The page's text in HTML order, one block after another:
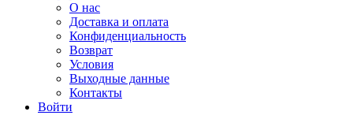
О нас
Доставка и оплата
Конфиденциальность
Возврат
Условия
Выходные данные
Контакты
Войти